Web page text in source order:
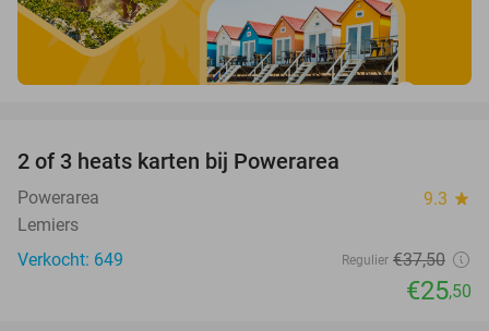
2 of 3 heats karten bij Powerarea
Powerarea 9.3 star
Lemiers
Verkocht: 649
Regulier €37,50
€25,50